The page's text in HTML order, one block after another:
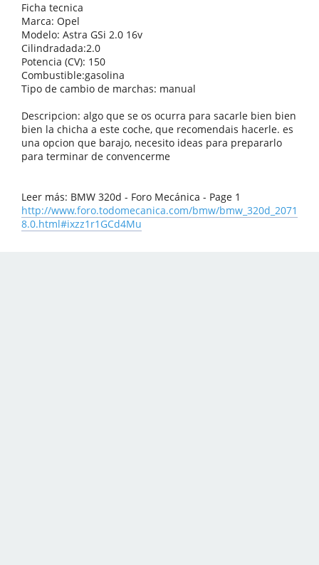
Ficha tecnica
Marca: Opel
Modelo: Astra GSi 2.0 16v
Cilindradada:2.0
Potencia (CV): 150
Combustible:gasolina
Tipo de cambio de marchas: manual
Descripcion: algo que se os ocurra para sacarle bien bien
bien la chicha a este coche, que recomendais hacerle. es
una opcion que barajo, necesito ideas para prepararlo
para terminar de convencerme
Leer más: BMW 320d - Foro Mecánica - Page 1
http://www.foro.todomecanica.com/bmw/bmw_320d_2071
8.0.html#ixzz1r1GCd4Mu